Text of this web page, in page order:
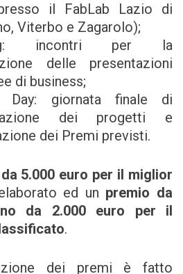
il FabLab Lazio di
Viterbo e Zagarolo);
incontri per la
delle presentazioni
di business;
Day: giornata finale di
dei progetti e
dei Premi previsti.
5.000 euro per il miglior
ed un premio da
da 2.000 euro per il
.
dei premi è fatto